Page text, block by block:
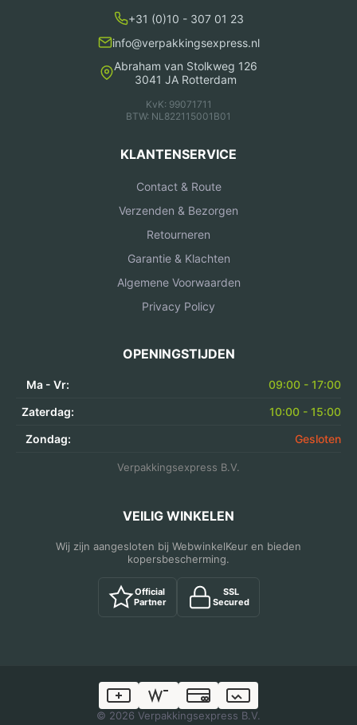
+31 (0)10 - 307 01 23
info@verpakkingsexpress.nl
Abraham van Stolkweg 126
3041 JA Rotterdam
KvK: 99071711
BTW: NL822115001B01
KLANTENSERVICE
Contact & Route
Verzenden & Bezorgen
Retourneren
Garantie & Klachten
Algemene Voorwaarden
Privacy Policy
OPENINGSTIJDEN
Ma - Vr:
09:00 - 17:00
Zaterdag:
10:00 - 15:00
Zondag:
Gesloten
Verpakkingsexpress B.V.
VEILIG WINKELEN
Wij zijn aangesloten bij WebwinkelKeur en bieden
kopersbescherming.
Official
Partner
SSL
Secured
© 2026 Verpakkingsexpress B.V.